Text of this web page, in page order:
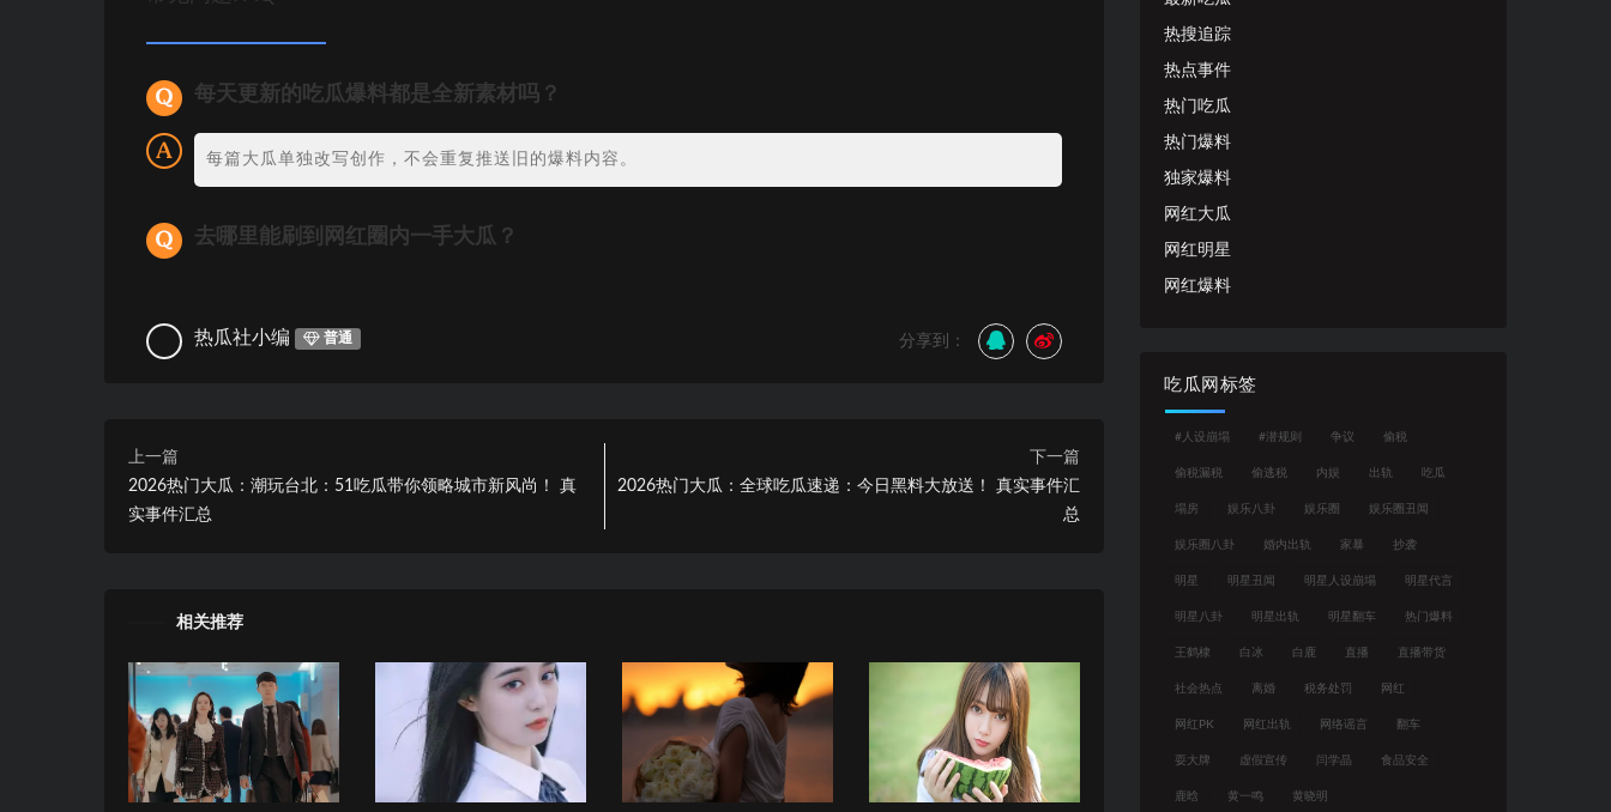
每天更新的吃瓜爆料都是全新素材吗？
每篇大瓜单独改写创作，不会重复推送旧的爆料内容。
去哪里能刷到网红圈内一手大瓜？
热瓜社小编 普通 分享到：
上一篇
2026热门大瓜：潮玩台北：51吃瓜带你领略城市新风尚！ 真
实事件汇总
下一篇
2026热门大瓜：全球吃瓜速递：今日黑料大放送！ 真实事件汇
总
相关推荐
热搜追踪
热点事件
热门吃瓜
热门爆料
独家爆料
网红大瓜
网红明星
网红爆料
吃瓜网标签
#人设崩塌 #潜规则 争议 偷税
偷税漏税 偷逃税 内娱 出轨 吃瓜
塌房 娱乐八卦 娱乐圈 娱乐圈丑闻
娱乐圈八卦 婚内出轨 家暴 抄袭
明星 明星丑闻 明星人设崩塌 明星代言
明星八卦 明星出轨 明星翻车 热门爆料
王鹤棣 白冰 白鹿 直播 直播带货
社会热点 离婚 税务处罚 网红
网红PK 网红出轨 网络谣言 翻车
耍大牌 虚假宣传 闫学晶 食品安全
鹿晗 黄一鸣 黄晓明